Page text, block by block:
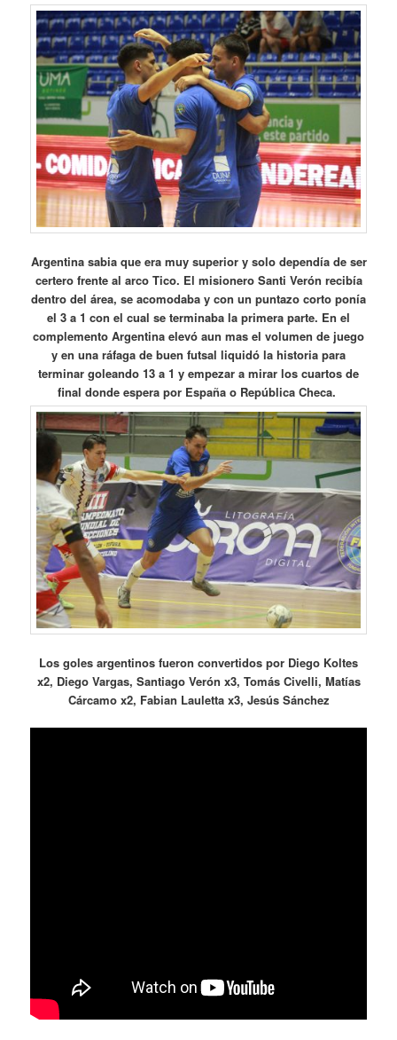
Argentina sabia que era muy superior y solo dependía de ser
certero frente al arco Tico. El misionero Santi Verón recibía
dentro del área, se acomodaba y con un puntazo corto ponía
el 3 a 1 con el cual se terminaba la primera parte. En el
complemento Argentina elevó aun mas el volumen de juego
y en una ráfaga de buen futsal liquidó la historia para
terminar goleando 13 a 1 y empezar a mirar los cuartos de
final donde espera por España o República Checa.
Los goles argentinos fueron convertidos por Diego Koltes
x2, Diego Vargas, Santiago Verón x3, Tomás Civelli, Matías
Cárcamo x2, Fabian Lauletta x3, Jesús Sánchez